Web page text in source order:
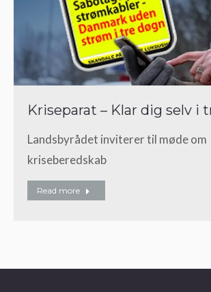
Kriseparat – Klar dig selv i
Landsbyrådet inviterer til møde om
kriseberedskab
Read more